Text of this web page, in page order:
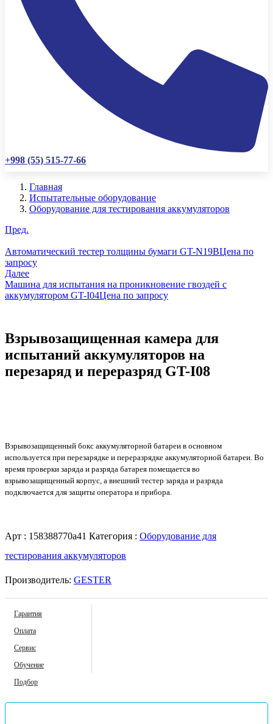
+998 (55) 515-77-66
Главная
Испытательные оборудование
Оборудование для тестирования аккумуляторов
Пред.
Автоматический тестер толщины бумаги GT-N19BЦена по
запросу
Далее
Машина для испытания на проникновение гвоздей с
аккумулятором GT-I04Цена по запросу
Взрывозащищенная камера для
испытаний аккумуляторов на
перезаряд и переразряд GT-I08
Взрывозащищенный бокс аккумуляторной батареи в основном
используется при перезарядке и переразрядке аккумуляторной батареи. Во
время проверки заряда и разряда батарея помещается во
взрывозащищенный корпус, а внешний тестер заряда и разряда
подключается для защиты оператора и прибора.
Арт : 158388770a41 Категория : Оборудование для
тестирования аккумуляторов
Производитель: GESTER
Гарантия
Оплата
Сервис
Обучение
Подбор